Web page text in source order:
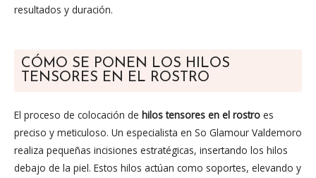
resultados y duración.
CÓMO SE PONEN LOS HILOS
TENSORES EN EL ROSTRO
El proceso de colocación de hilos tensores en el rostro es
preciso y meticuloso. Un especialista en So Glamour Valdemoro
realiza pequeñas incisiones estratégicas, insertando los hilos
debajo de la piel. Estos hilos actúan como soportes, elevando y